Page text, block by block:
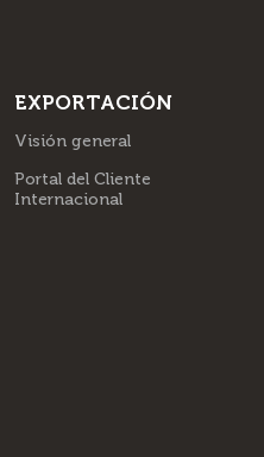
EXPORTACIÓN
Visión general
Portal del Cliente
Internacional